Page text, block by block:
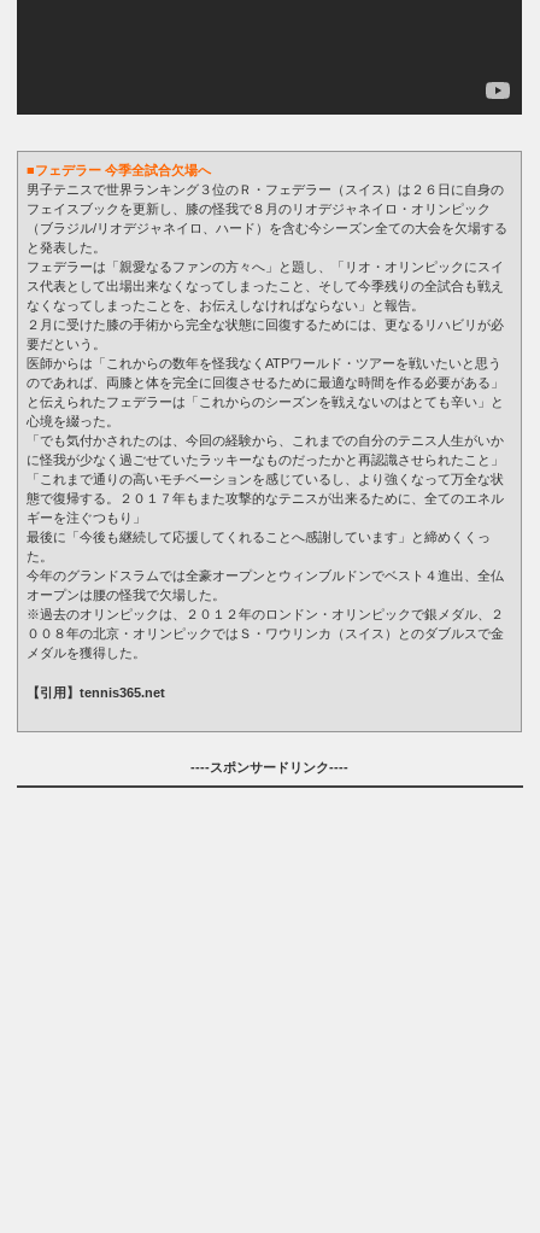
■フェデラー 今季全試合欠場へ
男子テニスで世界ランキング３位のＲ・フェデラー（スイス）は２６日に自身の
フェイスブックを更新し、膝の怪我で８月のリオデジャネイロ・オリンピック
（ブラジル/リオデジャネイロ、ハード）を含む今シーズン全ての大会を欠場する
と発表した。
フェデラーは「親愛なるファンの方々へ」と題し、「リオ・オリンピックにスイ
ス代表として出場出来なくなってしまったこと、そして今季残りの全試合も戦え
なくなってしまったことを、お伝えしなければならない」と報告。
２月に受けた膝の手術から完全な状態に回復するためには、更なるリハビリが必
要だという。
医師からは「これからの数年を怪我なくATPワールド・ツアーを戦いたいと思う
のであれば、両膝と体を完全に回復させるために最適な時間を作る必要がある」
と伝えられたフェデラーは「これからのシーズンを戦えないのはとても辛い」と
心境を綴った。
「でも気付かされたのは、今回の経験から、これまでの自分のテニス人生がいか
に怪我が少なく過ごせていたラッキーなものだったかと再認識させられたこと」
「これまで通りの高いモチベーションを感じているし、より強くなって万全な状
態で復帰する。２０１７年もまた攻撃的なテニスが出来るために、全てのエネル
ギーを注ぐつもり」
最後に「今後も継続して応援してくれることへ感謝しています」と締めくくっ
た。
今年のグランドスラムでは全豪オープンとウィンブルドンでベスト４進出、全仏
オープンは腰の怪我で欠場した。
※過去のオリンピックは、２０１２年のロンドン・オリンピックで銀メダル、２
００８年の北京・オリンピックではＳ・ワウリンカ（スイス）とのダブルスで金
メダルを獲得した。
【引用】tennis365.net
----スポンサードリンク----